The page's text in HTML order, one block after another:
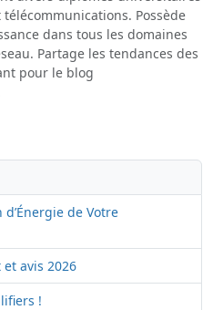
Possède
dans tous les domaines
Partage les tendances des
pour le blog
de Votre
avis 2026
!